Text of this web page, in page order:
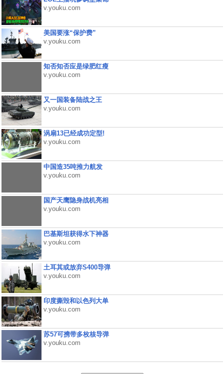
v.youku.com
美国要涨“保护费”
v.youku.com
知否知否应是绿肥红瘦
v.youku.com
又一国装备陆战之王
v.youku.com
涡扇13已经成功定型!
v.youku.com
中国造35吨推力航发
v.youku.com
国产天鹰隐身战机亮相
v.youku.com
巴基斯坦获得水下神器
v.youku.com
土耳其或放弃S400导弹
v.youku.com
印度撕毁和以色列大单
v.youku.com
苏57可携带多枚核导弹
v.youku.com